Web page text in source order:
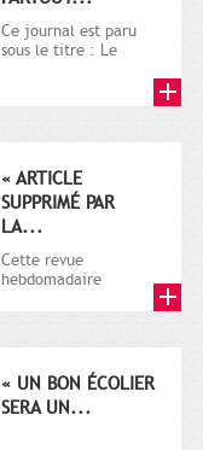
Ce journal est paru
sous le titre : Le
novembre 1908...
« ARTICLE
SUPPRIMÉ PAR
LA...
Cette revue
hebdomadaire
« UN BON ÉCOLIER
SERA UN...